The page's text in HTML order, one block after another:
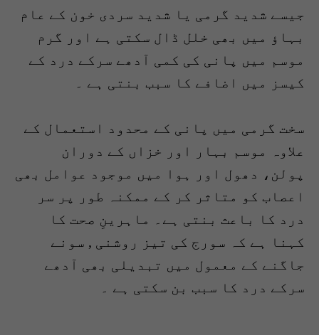
جیسے شدید گرمی یا شدید سردی خون کے عام
بہاؤ میں بھی خلل ڈال سکتی ہے اور گرم
موسم میں پانی کی کمی آدھے سرکے درد کے
کیسز میں اضافے کا سبب بنتی ہے ۔
سخت گرمی میں پانی کے محدود استعمال کے
علاوہ موسم بہار اور خزاں کے دوران
پولن، دھول اور ہوا میں موجود عوامل بھی
اعصاب کو متاثر کر کے ممکنہ طور پر سر
درد کا باعث بنتی ہے۔ ماہرینِ صحت کا
کہنا ہے کہ سورج کی تیز روشنی , سونے
جاگنے کے معمول میں تبدیلی بھی آدھے
سرکے درد کا سبب بن سکتی ہے ۔